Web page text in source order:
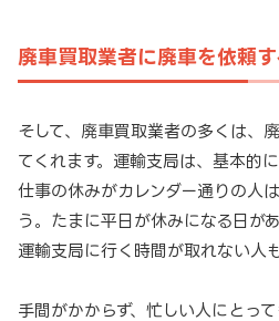
廃車買取業者に廃車を依頼
そして、廃車買取業者の多くは、
てくれます。運輸支局は、基本的
仕事の休みがカレンダー通りの人
う。たまに平日が休みになる日が
運輸支局に行く時間が取れない人も
手間がかからず、忙しい人にとっ